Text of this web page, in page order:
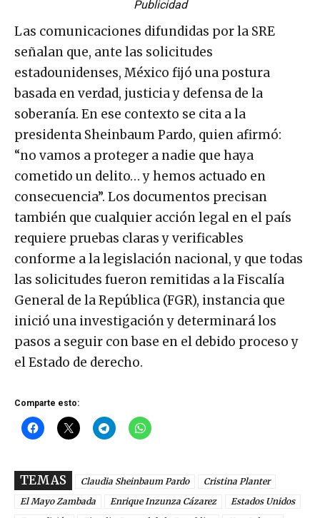
Publicidad
Las comunicaciones difundidas por la SRE
señalan que, ante las solicitudes
estadounidenses, México fijó una postura
basada en verdad, justicia y defensa de la
soberanía. En ese contexto se cita a la
presidenta Sheinbaum Pardo, quien afirmó:
“no vamos a proteger a nadie que haya
cometido un delito… y hemos actuado en
consecuencia”. Los documentos precisan
también que cualquier acción legal en el país
requiere pruebas claras y verificables
conforme a la legislación nacional, y que todas
las solicitudes fueron remitidas a la Fiscalía
General de la República (FGR), instancia que
inició una investigación y determinará los
pasos a seguir con base en el debido proceso y
el Estado de derecho.
Comparte esto:
TEMAS Claudia Sheinbaum Pardo
Cristina Planter
El Mayo Zambada
Enrique Inzunza Cázarez
Estados Unidos